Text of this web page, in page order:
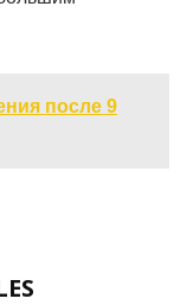
после 9